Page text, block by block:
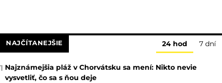
NAJČÍTANEJŠIE 24 hod 7 dní
1 Najznámejšia pláž v Chorvátsku sa mení: Nikto nevie
vysvetliť, čo sa s ňou deje